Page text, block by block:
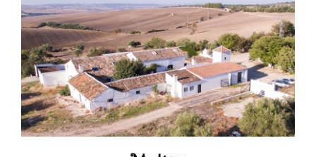
Bornos
El Frente Popular. Ubrique, febrero-julio 1936
Juntar las letras. La alfabetización en el campo: del
afán de saber a la autogestión
Historia y vivencias del poblado de Los Hurones